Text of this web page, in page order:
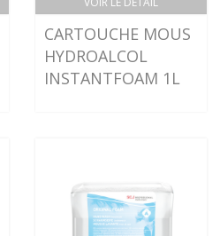
CARTOUCHE MOUS
HYDROALCOL
INSTANTFOAM 1L